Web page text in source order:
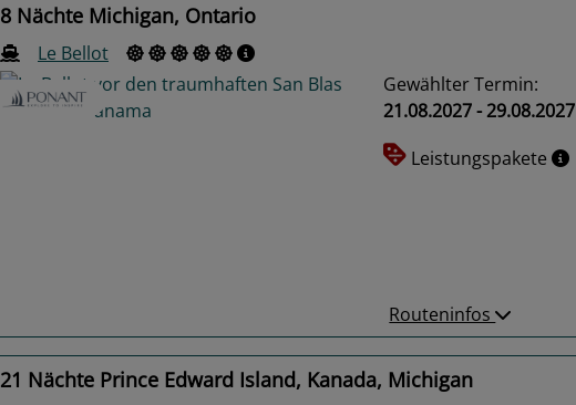
8 Nächte Michigan, Ontario
Le Bellot
Gewählter Termin:
21.08.2027 - 29.08.2027
Leistungspakete
Routeninfos
21 Nächte Prince Edward Island, Kanada, Michigan